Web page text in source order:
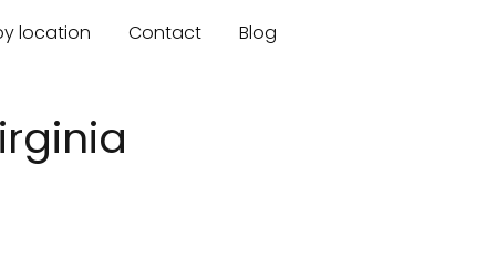
location Contact Blog